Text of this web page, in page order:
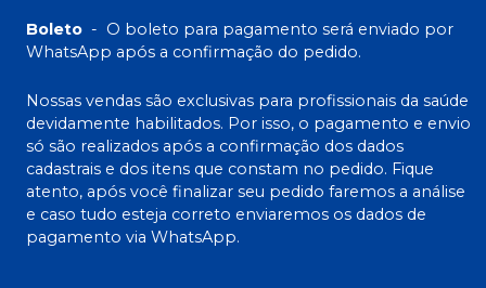
Boleto - O boleto para pagamento será enviado por
WhatsApp após a confirmação do pedido.
Nossas vendas são exclusivas para profissionais da saúde
devidamente habilitados. Por isso, o pagamento e envio
só são realizados após a confirmação dos dados
cadastrais e dos itens que constam no pedido. Fique
atento, após você finalizar seu pedido faremos a análise
e caso tudo esteja correto enviaremos os dados de
pagamento via WhatsApp.